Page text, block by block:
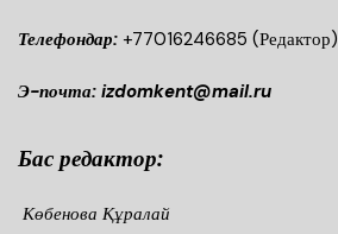
Телефондар: +77016246685 (Редактор)
Э-почта: izdomkent@mail.ru
Бас редактор:
Көбенова Құралай